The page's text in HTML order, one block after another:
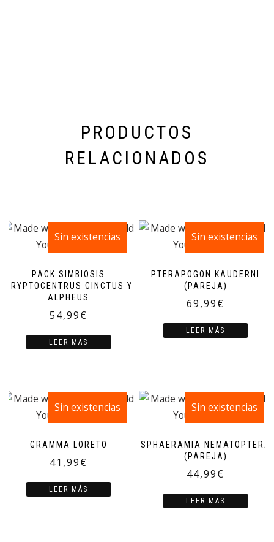
PRODUCTOS
RELACIONADOS
PACK SIMBIOSIS
CRYPTOCENTRUS CINCTUS Y
ALPHEUS
54,99€
Sin existencias
LEER MÁS
PTERAPOGON KAUDERNI
(PAREJA)
69,99€
Sin existencias
LEER MÁS
GRAMMA LORETO
41,99€
Sin existencias
LEER MÁS
SPHAERAMIA NEMATOPTERA
(PAREJA)
44,99€
Sin existencias
LEER MÁS